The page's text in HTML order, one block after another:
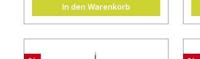
In den Warenkorb